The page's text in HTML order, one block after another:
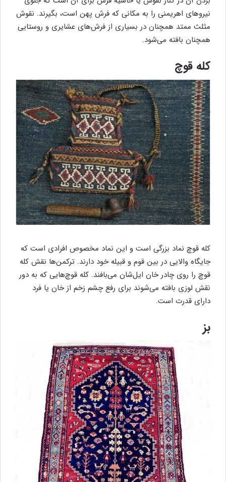
نیروهای اهریمنی را به مکانی که فرش پهن است، بگیرند. نقوش
مثلث ممتد همچنان در بسیاری از فرش‌های عشایری و روستایی
همچنان بافته می‌شود.
کله قوچ
کله قوچ نماد بزرگی است و این نماد مخصوص افرادی است که
جایگاه والایی در بین قوم و قبیله خود دارند. ترکمن‌ها نقش کله
قوچ را روی چادر خان ایل‌شان می‌بافند. کله قوچ‌هایی که به دور
نقش لوزی بافته می‌شوند برای رفع چشم زخم از خان یا فرد
دارای قدرت است.
بز